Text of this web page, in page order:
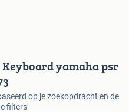
yamaha psr
op je zoekopdracht en de
filters